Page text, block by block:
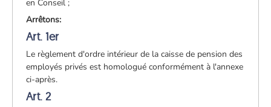
en Conseil ;
Arrêtons:
Art. 1er
Le règlement d'ordre intérieur de la caisse de pension des
employés privés est homologué conformément à l'annexe
ci-après.
Art. 2